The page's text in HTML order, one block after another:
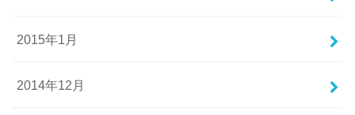
2015年1月
2014年12月